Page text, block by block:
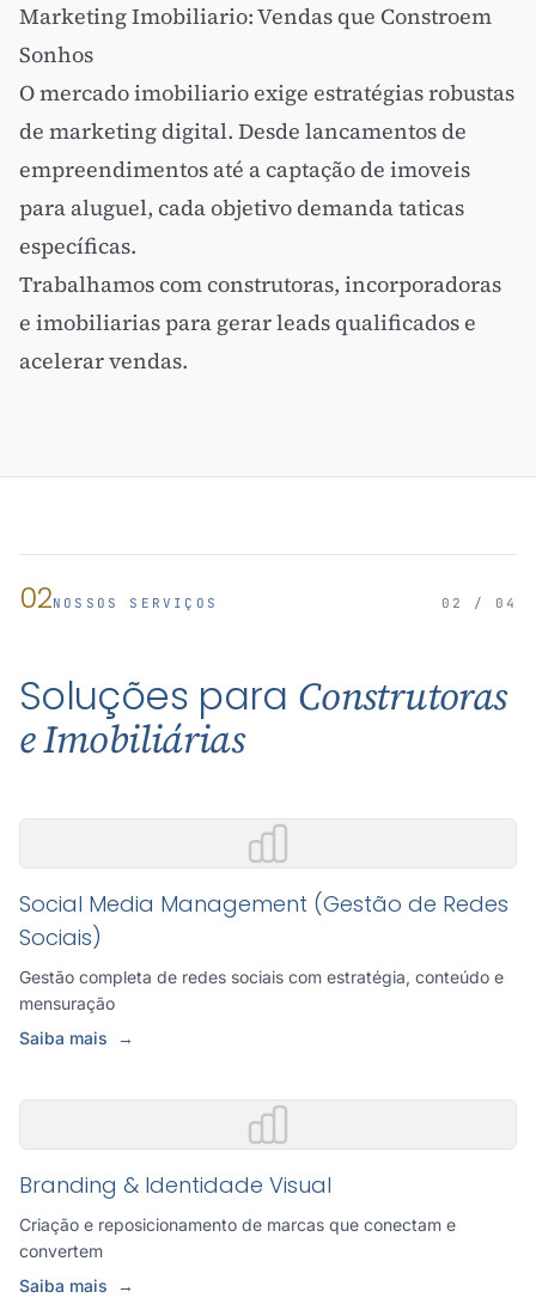
Marketing Imobiliario: Vendas que Constroem
Sonhos
O mercado imobiliario exige estratégias robustas
de marketing digital. Desde lancamentos de
empreendimentos até a captação de imoveis
para aluguel, cada objetivo demanda taticas
específicas.
Trabalhamos com construtoras, incorporadoras
e imobiliarias para gerar leads qualificados e
acelerar vendas.
02NOSSOS SERVIÇOS 02 / 04
Soluções para Construtoras
e Imobiliárias
Social Media Management (Gestão de Redes
Sociais)
Gestão completa de redes sociais com estratégia, conteúdo e
mensuração
Saiba mais
→
Branding & Identidade Visual
Criação e reposicionamento de marcas que conectam e
convertem
Saiba mais
→